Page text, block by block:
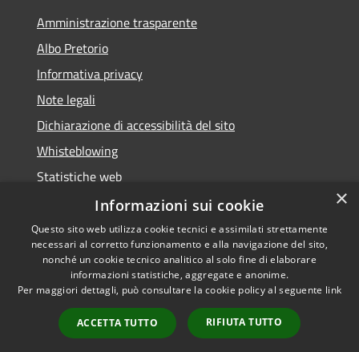
Amministrazione trasparente
Albo Pretorio
Informativa privacy
Note legali
Dichiarazione di accessibilità del sito
Whisteblowing
Statistiche web
Segnalazioni di non conformità
RSS
Accessibility
Copyright © 2026 • Town of •
Municipium
Admin access
×
Informazioni sui cookie
Questo sito web utilizza cookie tecnici e assimilati strettamente
necessari al corretto funzionamento e alla navigazione del sito,
nonché un cookie tecnico analitico al solo fine di elaborare
informazioni statistiche, aggregate e anonime.
Per maggiori dettagli, può consultare la cookie policy al seguente link
ACCETTA TUTTO RIFIUTA TUTTO